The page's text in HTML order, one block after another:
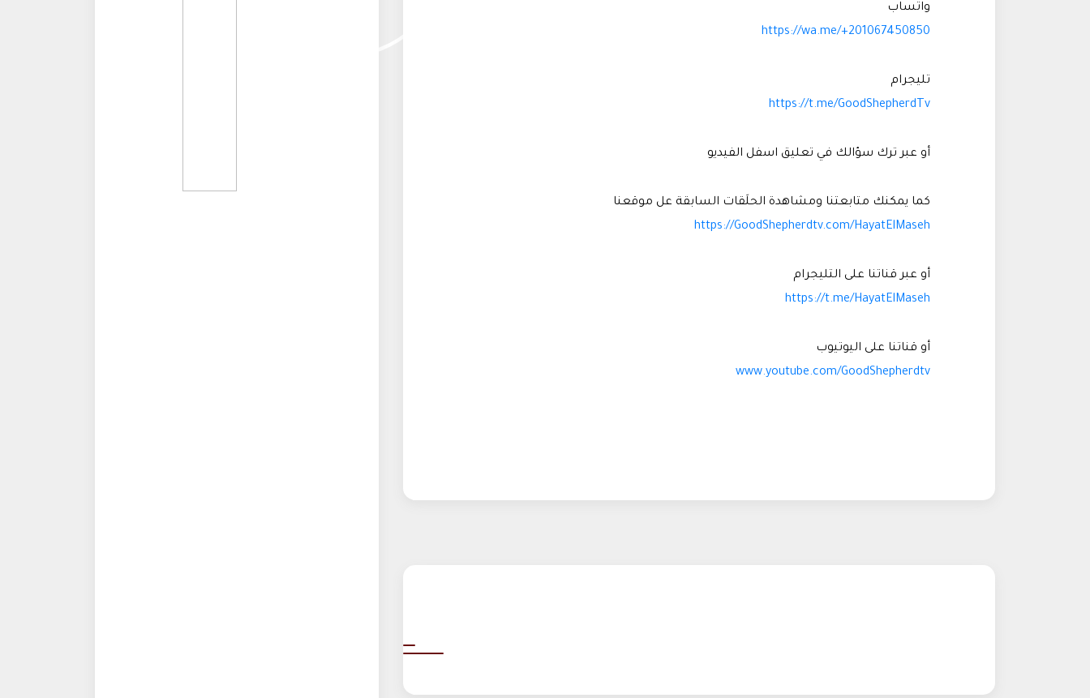
واتساب
https://wa.me/+201067450850
تليجرام
https://t.me/GoodShepherdTv
أو عبر ترك سؤالك في تعليق اسفل الفيديو
كما يمكنك متابعتنا ومشاهدة الحلَقات السابقة عل موقعنا
https://GoodShepherdtv.com/HayatElMaseh
أو عبر قناتنا على التليجرام
https://t.me/HayatElMaseh
أو قناتنا على اليوتيوب
www.youtube.com/GoodShepherdtv